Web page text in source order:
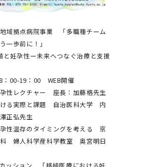
域拠点病院事業 「多職種チーム
一歩前に！」
妊孕性ー未来へつなぐ治療と支援
：00-19：00 WEB開催
性レクチャー 座長：加藤格先生
る実際と課題 自治医科大学 内
正弘先生
性温存のタイミングを考える 京
科 婦人科学産科学教室 奥宮明日